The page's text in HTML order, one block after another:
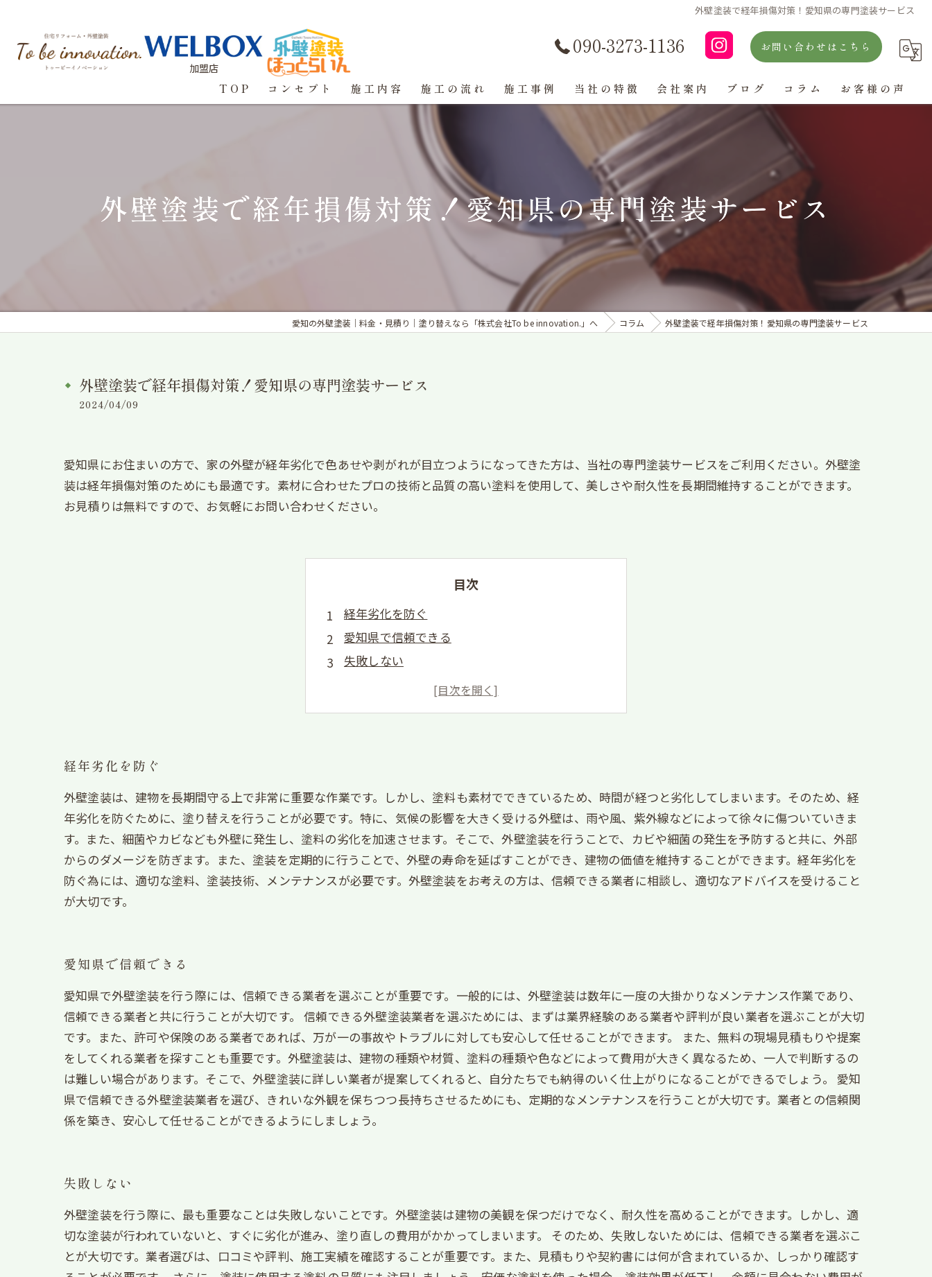
外壁塗装で経年損傷対策！愛知県の専門塗装サービス
加盟店
090-3273-1136 お問い合わせはこちら
TOP コンセプト 施工内容 施工の流れ 施工事例 当社の特徴
戸建て
マンション
防水工事
コーキング
会社案内
よくある質問
ブログ コラム お客様の声
外壁塗装で経年損傷対策！愛知県の専門塗装サービス
愛知の外壁塗装｜料金・見積り｜塗り替えなら「株式会社To be innovation.」へ コラム 外壁塗装で経年損傷対策！愛知県の専門塗装サービス
外壁塗装で経年損傷対策！愛知県の専門塗装サービス
2024/04/09
愛知県にお住まいの方で、家の外壁が経年劣化で色あせや剥がれが目立つようになってきた方は、当社の専門塗装サービスをご利用ください。外壁塗
装は経年損傷対策のためにも最適です。素材に合わせたプロの技術と品質の高い塗料を使用して、美しさや耐久性を長期間維持することができます。
お見積りは無料ですので、お気軽にお問い合わせください。
目次
経年劣化を防ぐ
愛知県で信頼できる
失敗しない
経年劣化を防ぐ
外壁塗装は、建物を長期間守る上で非常に重要な作業です。しかし、塗料も素材でできているため、時間が経つと劣化してしまいます。そのため、経
年劣化を防ぐために、塗り替えを行うことが必要です。特に、気候の影響を大きく受ける外壁は、雨や風、紫外線などによって徐々に傷ついていきま
す。また、細菌やカビなども外壁に発生し、塗料の劣化を加速させます。そこで、外壁塗装を行うことで、カビや細菌の発生を予防すると共に、外部
からのダメージを防ぎます。また、塗装を定期的に行うことで、外壁の寿命を延ばすことができ、建物の価値を維持することができます。経年劣化を
防ぐ為には、適切な塗料、塗装技術、メンテナンスが必要です。外壁塗装をお考えの方は、信頼できる業者に相談し、適切なアドバイスを受けること
が大切です。
愛知県で信頼できる
愛知県で外壁塗装を行う際には、信頼できる業者を選ぶことが重要です。一般的には、外壁塗装は数年に一度の大掛かりなメンテナンス作業であり、
信頼できる業者と共に行うことが大切です。 信頼できる外壁塗装業者を選ぶためには、まずは業界経験のある業者や評判が良い業者を選ぶことが大切
です。また、許可や保険のある業者であれば、万が一の事故やトラブルに対しても安心して任せることができます。 また、無料の現場見積もりや提案
をしてくれる業者を探すことも重要です。外壁塗装は、建物の種類や材質、塗料の種類や色などによって費用が大きく異なるため、一人で判断するの
は難しい場合があります。そこで、外壁塗装に詳しい業者が提案してくれると、自分たちでも納得のいく仕上がりになることができるでしょう。 愛知
県で信頼できる外壁塗装業者を選び、きれいな外観を保ちつつ長持ちさせるためにも、定期的なメンテナンスを行うことが大切です。業者との信頼関
係を築き、安心して任せることができるようにしましょう。
失敗しない
外壁塗装を行う際に、最も重要なことは失敗しないことです。外壁塗装は建物の美観を保つだけでなく、耐久性を高めることができます。しかし、適
切な塗装が行われていないと、すぐに劣化が進み、塗り直しの費用がかかってしまいます。 そのため、失敗しないためには、信頼できる業者を選ぶこ
とが大切です。業者選びは、口コミや評判、施工実績を確認することが重要です。また、見積もりや契約書には何が含まれているか、しっかり確認す